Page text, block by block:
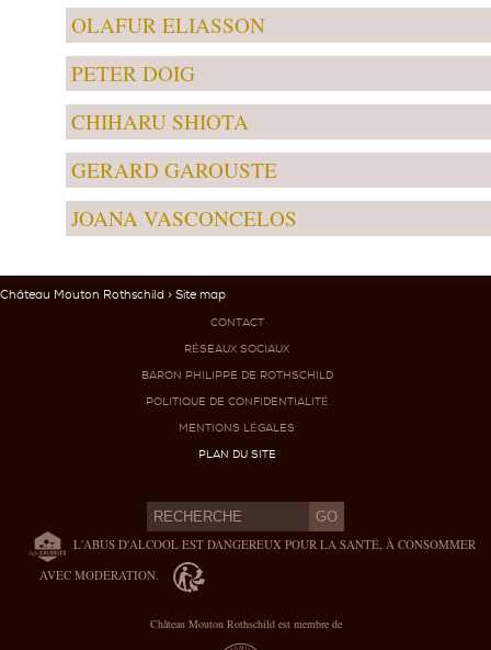
OLAFUR ELIASSON
PETER DOIG
CHIHARU SHIOTA
GERARD GAROUSTE
JOANA VASCONCELOS
Château Mouton Rothschild > Site map
CONTACT
RÉSEAUX SOCIAUX
BARON PHILIPPE DE ROTHSCHILD
POLITIQUE DE CONFIDENTIALITÉ
MENTIONS LÉGALES
PLAN DU SITE
L'ABUS D'ALCOOL EST DANGEREUX POUR LA SANTÉ, À CONSOMMER
AVEC MODÉRATION.
Château Mouton Rothschild est membre de